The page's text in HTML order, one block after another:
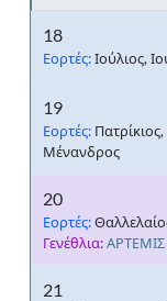
18
Εορτές:Ιούλιος,
19
Εορτές:
Μένανδρος
20
Εορτές:
Γενέθλια:
21